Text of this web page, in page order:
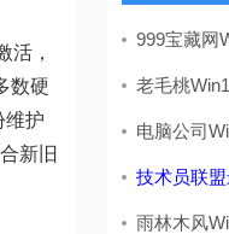
活，
数硬
维护
新旧
999宝藏网
老毛桃
电脑公司
技术员联盟
雨林木风